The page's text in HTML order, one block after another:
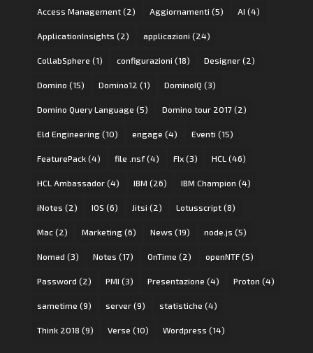
Access Management(2) Aggiornamenti (5) AI (4)
ApplicationInsights (2) applicazioni (24)
CollabSphere (1) configurazioni (18) Designer(2)
Domino (15) Domino12 (1) DominoIQ (3)
Domino Query Language (5) Domino tour 2017(2)
Eld Engineering(10) engage (4) Eventi (15)
FeaturePack(4) file .nsf(4) FIx(3) HCL (46)
HCL Ambassador(4) IBM (26) IBM Champion (4)
iNotes (2) IOS (6) Jitsi (2) Lotusscript(8)
Mac(2) Marketing(6) News (19) node.js (5)
Nomad (3) Notes (17) OnTime (2) openNTF(5)
Password (2) PMI (3) Presentazione (4) Proton (4)
sametime (9) server(9) statistiche (4)
Think 2018 (9) Verse (10) Wordpress (14)